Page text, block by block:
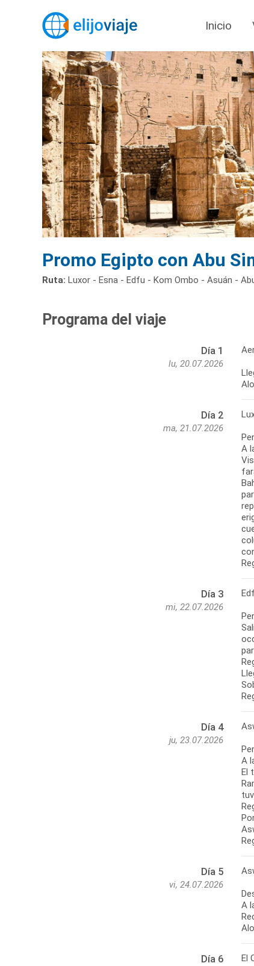
Inicio
Promo Egipto con Abu
Ruta: Luxor - Esna - Edfu - Kom Ombo - Asuán -
Programa del viaje
Día 1
lu, 20.07.2026
Día 2
ma, 21.07.2026
A
Día 3
mi, 22.07.2026
Día 4
ju, 23.07.2026
A
El
Día 5
vi, 24.07.2026
A
Día 6 El